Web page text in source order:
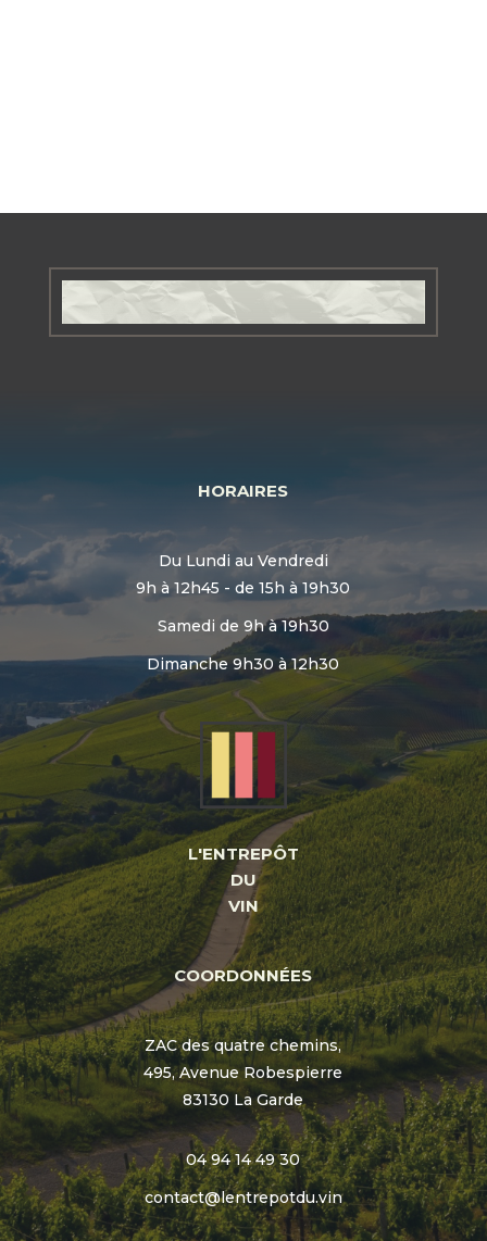
HORAIRES
Du Lundi au Vendredi
9h à 12h45 - de 15h à 19h30
Samedi de 9h à 19h30
Dimanche 9h30 à 12h30
L'ENTREPÔT
DU
VIN
COORDONNÉES
ZAC des quatre chemins,
495, Avenue Robespierre
83130 La Garde
04 94 14 49 30
contact@lentrepotdu.vin